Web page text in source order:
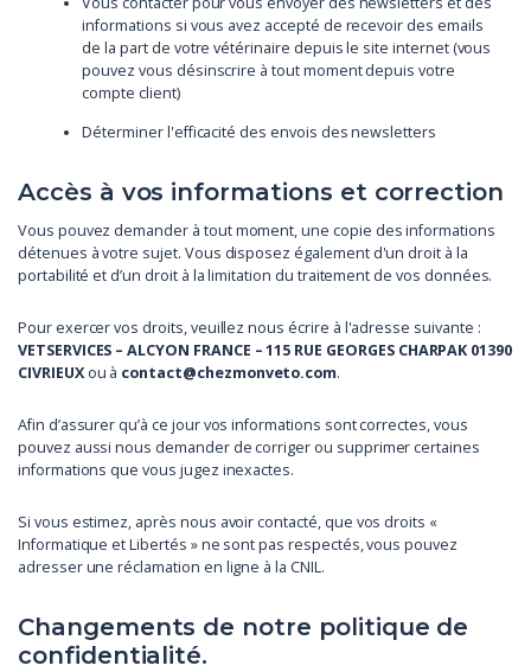
informations si vous avez accepté de recevoir des emails
de la part de votre vétérinaire depuis le site internet (vous
pouvez vous désinscrire à tout moment depuis votre
compte client)
Déterminer l'efficacité des envois des newsletters
Accès à vos informations et correction
Vous pouvez demander à tout moment, une copie des informations
détenues à votre sujet. Vous disposez également d'un droit à la
portabilité et d’un droit à la limitation du traitement de vos données.
Pour exercer vos droits, veuillez nous écrire à l'adresse suivante :
VETSERVICES – ALCYON FRANCE – 115 RUE GEORGES CHARPAK 01390
CIVRIEUXou à contact@chezmonveto.com.
Afin d’assurer qu’à ce jour vos informations sont correctes, vous
pouvez aussi nous demander de corriger ou supprimer certaines
informations que vous jugez inexactes.
Si vous estimez, après nous avoir contacté, que vos droits «
Informatique et Libertés » ne sont pas respectés, vous pouvez
adresser une réclamation en ligne à la CNIL.
Changements de notre politique de
confidentialité.